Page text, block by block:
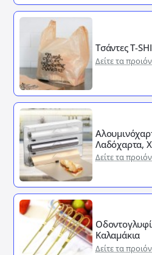
Τσάντες T-
Δείτε τα
Λαδόχαρτα,
Δείτε τα
Καλαμάκια
Δείτε τα